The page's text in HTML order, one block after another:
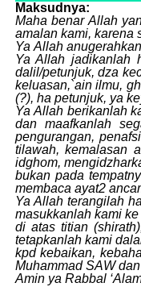
Maksudnya:
Maha benar Allah
amalan kami, karena
Ya Allah
Ya Allah jadikanlah
dalil/petunjuk, dza
keluasan,`ain ilmu,
(?), ha petunjuk, ya
Ya Allah berikanlah
dan maafkanlah
pengurangan,
tilawah, kemalasan
idghom,
bukan pada
membaca ayat2
Ya Allah terangilah
masukkanlah kami
di atas titian
tetapkanlah kami
kpd kebaikan,
Muhammad SAW
Amin ya Rabbal